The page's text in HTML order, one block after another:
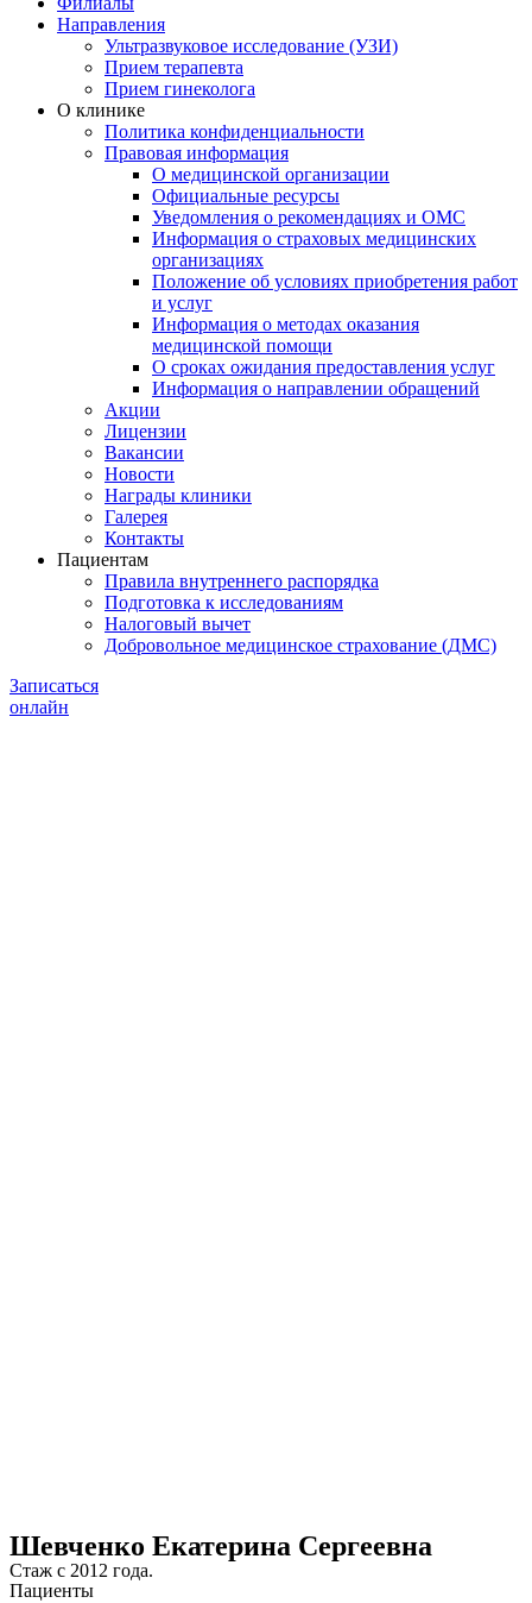
Направления
Ультразвуковое исследование (УЗИ)
Прием терапевта
Прием гинеколога
О клинике
Политика конфиденциальности
Правовая информация
О медицинской организации
Официальные ресурсы
Уведомления о рекомендациях и ОМС
Информация о страховых медицинских
организациях
Положение об условиях приобретения работ
и услуг
Информация о методах оказания
медицинской помощи
О сроках ожидания предоставления услуг
Информация о направлении обращений
Акции
Лицензии
Вакансии
Новости
Награды клиники
Галерея
Контакты
Пациентам
Правила внутреннего распорядка
Подготовка к исследованиям
Налоговый вычет
Добровольное медицинское страхование (ДМС)
Записаться
онлайн
Шевченко Екатерина Сергеевна
Стаж с 2012 года.
Пациенты